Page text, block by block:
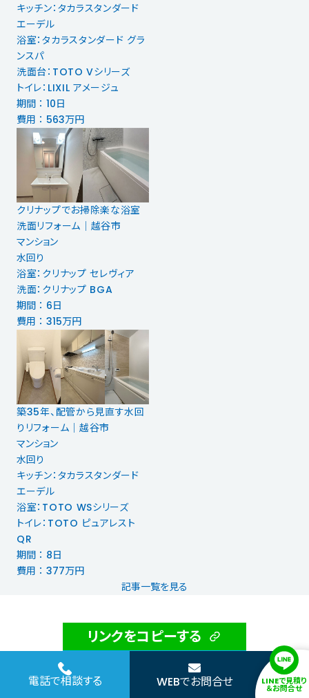
キッチン：タカラスタンダード
エーデル
浴室：タカラスタンダード グラ
ンスパ
洗面台：TOTO Vシリーズ
トイレ：LIXIL アメージュ
期間 ： 10日
費用 ： 563万円
クリナップでお掃除楽な浴室
洗面リフォーム│越谷市
マンション
水回り
浴室：クリナップ セレヴィア
洗面：クリナップ BGA
期間 ： 6日
費用 ： 315万円
築35年、配管から見直す水回
りリフォーム｜越谷市
マンション
水回り
キッチン：タカラスタンダード
エーデル
浴室：TOTO WSシリーズ
トイレ：TOTO ピュアレスト
QR
期間 ： 8日
費用 ： 377万円
記事一覧を見る
リンクをコピーする
ツイートする
シェアする
電話で相談する WEBでお問合せ LINEで見積り
＆お問合せ